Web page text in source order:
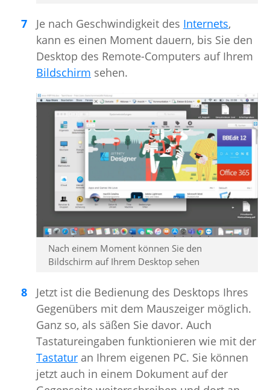
Je nach Geschwindigkeit des Internets,
kann es einen Moment dauern, bis Sie den
Desktop des Remote-Computers auf Ihrem
Bildschirm sehen.
Nach einem Moment können Sie den
Bildschirm auf Ihrem Desktop sehen
Jetzt ist die Bedienung des Desktops Ihres
Gegenübers mit dem Mauszeiger möglich.
Ganz so, als säßen Sie davor. Auch
Tastatureingaben funktionieren wie mit der
Tastatur an Ihrem eigenen PC. Sie können
jetzt auch in einem Dokument auf der